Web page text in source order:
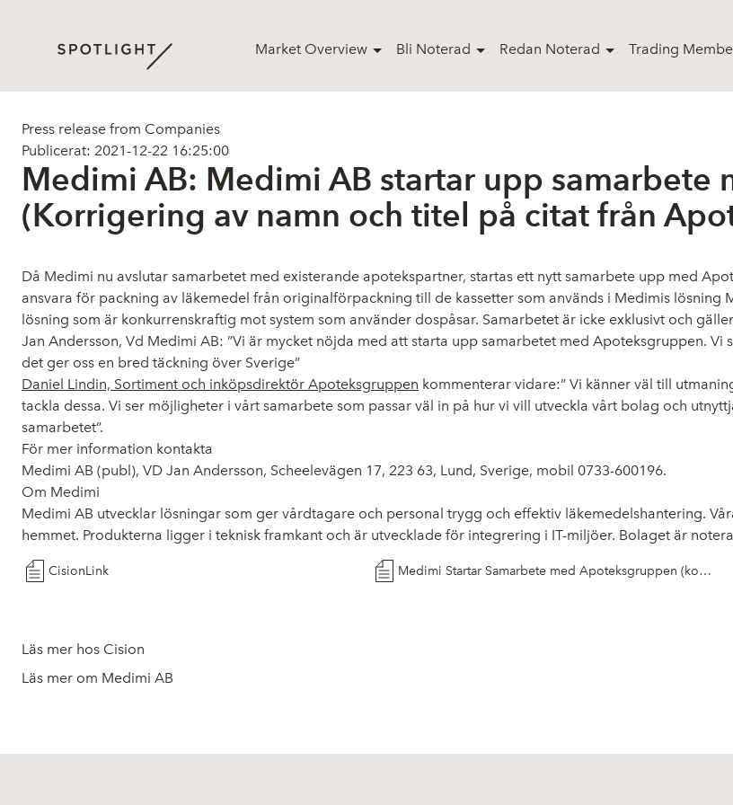
Market Overview Bli Noterad Redan Noterad Trading
Press release from Companies
Publicerat: 2021-12-22 16:25:00
Medimi AB: Medimi AB startar upp samarbete
(Korrigering av namn och titel på citat från
Då Medimi nu avslutar samarbetet med existerande apotekspartner, startas ett nytt samarbete upp med
ansvara för packning av läkemedel från originalförpackning till de kassetter som används i Medimis
lösning som är konkurrenskraftig mot system som använder dospåsar. Samarbetet är icke exklusivt och
Jan Andersson, Vd Medimi AB: ”Vi är mycket nöjda med att starta upp samarbetet med Apoteksgruppen.
det ger oss en bred täckning över Sverige”
Daniel Lindin, Sortiment och inköpsdirektör Apoteksgruppen kommenterar vidare:” Vi känner väl till
tackla dessa. Vi ser möjligheter i vårt samarbete som passar väl in på hur vi vill utveckla vårt bolag och
samarbetet”.
För mer information kontakta
Medimi AB (publ), VD Jan Andersson, Scheelevägen 17, 223 63, Lund, Sverige, mobil 0733-600196.
Om Medimi
Medimi AB utvecklar lösningar som ger vårdtagare och personal trygg och effektiv läkemedelshantering.
hemmet. Produkterna ligger i teknisk framkant och är utvecklade för integrering i IT-miljöer. Bolaget är
CisionLink Medimi Startar Samarbete med Apoteksgruppen (korrigering)
Läs mer hos Cision
Läs mer om Medimi AB